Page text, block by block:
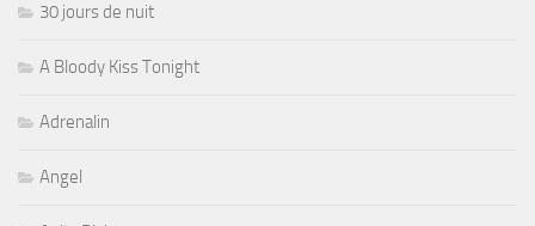
30 jours de nuit
A Bloody Kiss Tonight
Adrenalin
Angel